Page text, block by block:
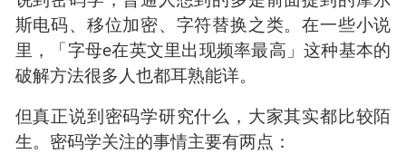
（电影《黑客帝国》剧照）
密码学研究什么